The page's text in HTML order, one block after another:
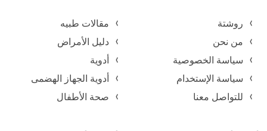
روشتة
من نحن
سياسة الخصوصية
سياسة الإستخدام
للتواصل معنا
مقالات طبيه
دليل الأمراض
أدوية
أدوية الجهاز الهضمى
صحة الأطفال